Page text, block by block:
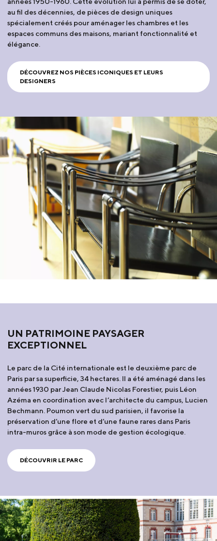
au fil des décennies, de pièces de design uniques
spécialement créés pour aménager les chambres et les
espaces communs des maisons, mariant fonctionnalité et
élégance.
DÉCOUVREZ NOS PIÈCES ICONIQUES ET LEURS
DESIGNERS
UN PATRIMOINE PAYSAGER
EXCEPTIONNEL
Le parc de la Cité internationale est le deuxième parc de
Paris par sa superficie, 34 hectares. Il a été aménagé dans les
années 1930 par Jean Claude Nicolas Forestier, puis Léon
Azéma en coordination avec l’architecte du campus, Lucien
Bechmann. Poumon vert du sud parisien, il favorise la
préservation d’une flore et d’une faune rares dans Paris
intra-muros grâce à son mode de gestion écologique.
DÉCOUVRIR LE PARC